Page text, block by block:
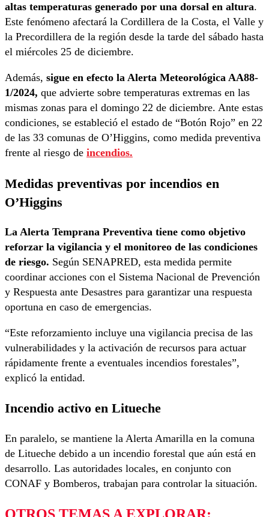
altas temperaturas generado por una dorsal en altura.
Este fenómeno afectará la Cordillera de la Costa, el Valle y
la Precordillera de la región desde la tarde del sábado hasta
el miércoles 25 de diciembre.
Además, sigue en efecto la Alerta Meteorológica AA88-
1/2024, que advierte sobre temperaturas extremas en las
mismas zonas para el domingo 22 de diciembre. Ante estas
condiciones, se estableció el estado de “Botón Rojo” en 22
de las 33 comunas de O’Higgins, como medida preventiva
frente al riesgo de incendios.
Medidas preventivas por incendios en
O’Higgins
La Alerta Temprana Preventiva tiene como objetivo
reforzar la vigilancia y el monitoreo de las condiciones
de riesgo. Según SENAPRED, esta medida permite
coordinar acciones con el Sistema Nacional de Prevención
y Respuesta ante Desastres para garantizar una respuesta
oportuna en caso de emergencias.
“Este reforzamiento incluye una vigilancia precisa de las
vulnerabilidades y la activación de recursos para actuar
rápidamente frente a eventuales incendios forestales”,
explicó la entidad.
Incendio activo en Litueche
En paralelo, se mantiene la Alerta Amarilla en la comuna
de Litueche debido a un incendio forestal que aún está en
desarrollo. Las autoridades locales, en conjunto con
CONAF y Bomberos, trabajan para controlar la situación.
OTROS TEMAS A EXPLORAR: